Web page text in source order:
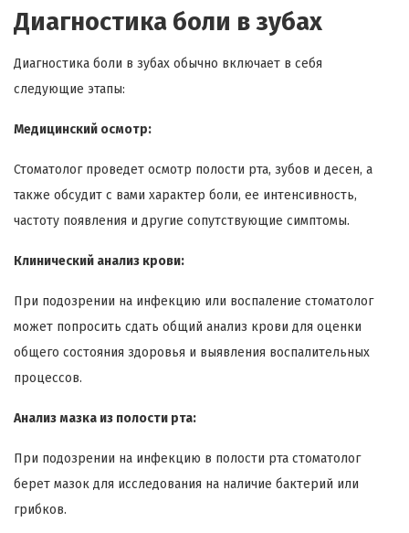
Диагностика боли в зубах
Диагностика боли в зубах обычно включает в себя
следующие этапы:
Медицинский осмотр:
Стоматолог проведет осмотр полости рта, зубов и десен, а
также обсудит с вами характер боли, ее интенсивность,
частоту появления и другие сопутствующие симптомы.
Клинический анализ крови:
При подозрении на инфекцию или воспаление стоматолог
может попросить сдать общий анализ крови для оценки
общего состояния здоровья и выявления воспалительных
процессов.
Анализ мазка из полости рта:
При подозрении на инфекцию в полости рта стоматолог
берет мазок для исследования на наличие бактерий или
грибков.